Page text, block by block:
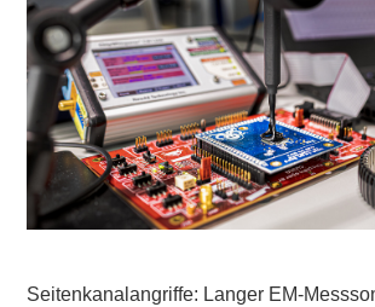
Seitenkanalangriffe: Langer EM-